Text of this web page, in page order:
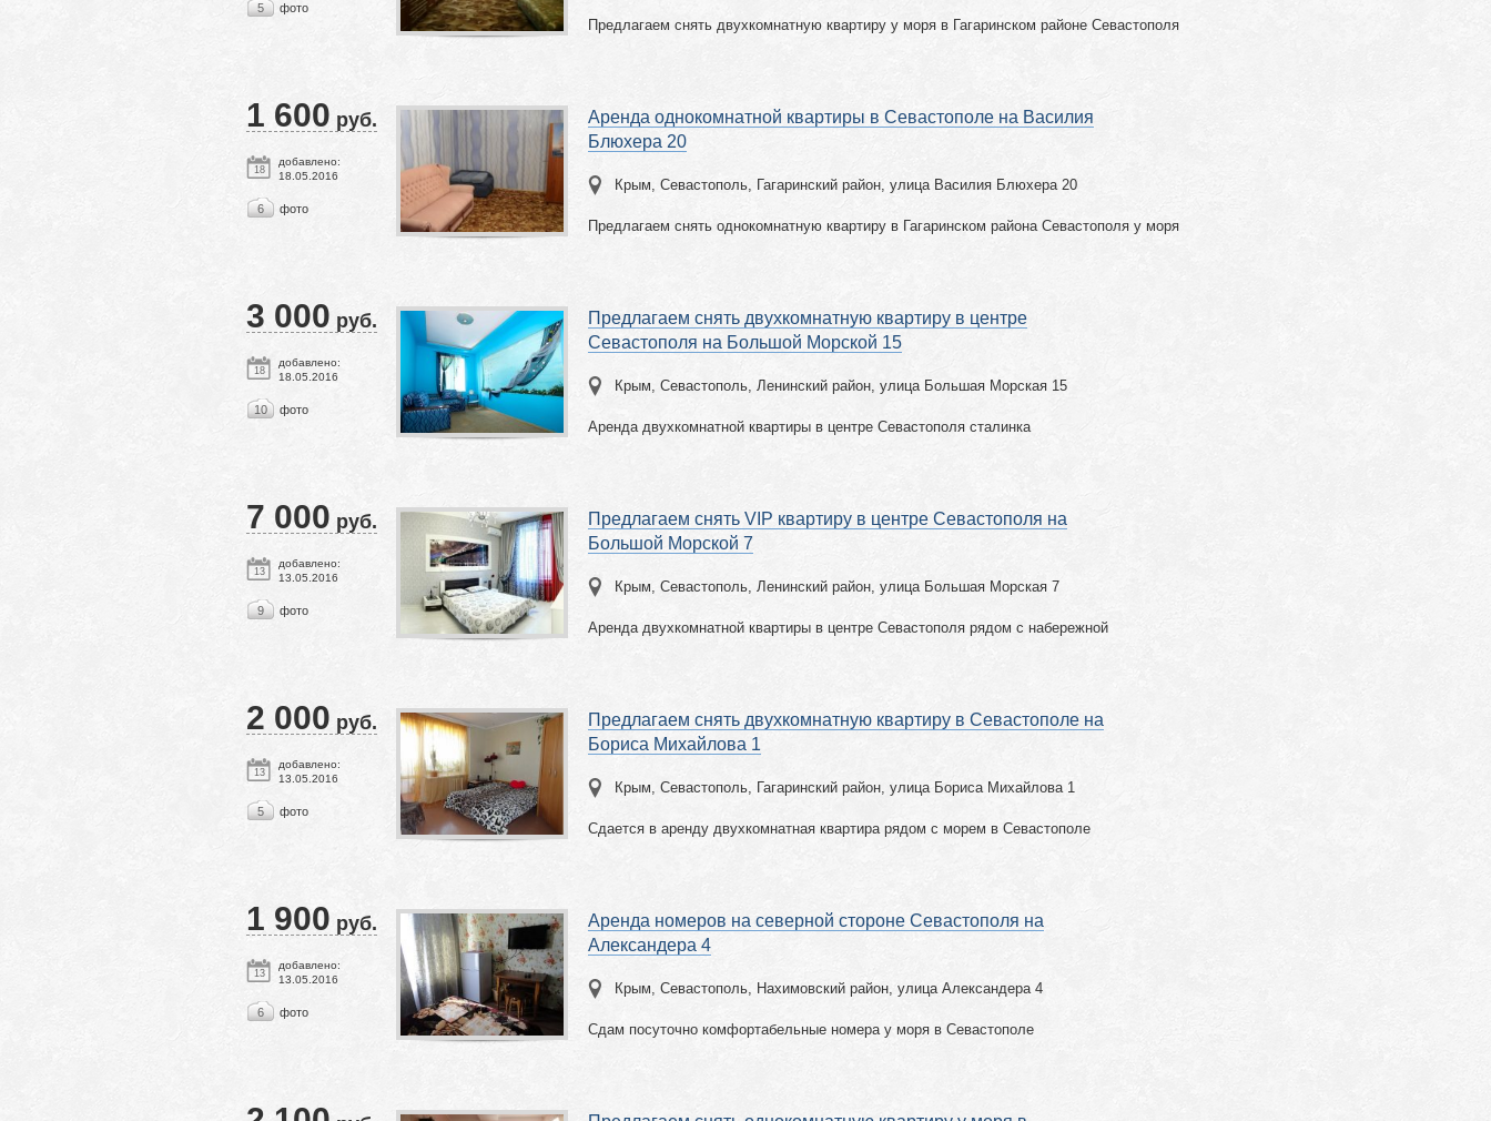
5 фото
Предлагаем снять двухкомнатную квартиру у моря в Гагаринском районе Севастополя
18
добавлено:
18.05.2016
6 фото
1 600 руб.
Аренда однокомнатной квартиры в Севастополе на Василия
Блюхера 20
Крым, Севастополь, Гагаринский район, улица Василия Блюхера 20
Предлагаем снять однокомнатную квартиру в Гагаринском района Севастополя у моря
18
добавлено:
18.05.2016
10 фото
3 000 руб.
Предлагаем снять двухкомнатную квартиру в центре
Севастополя на Большой Морской 15
Крым, Севастополь, Ленинский район, улица Большая Морская 15
Аренда двухкомнатной квартиры в центре Севастополя сталинка
13
добавлено:
13.05.2016
9 фото
7 000 руб.
Предлагаем снять VIP квартиру в центре Севастополя на
Большой Морской 7
Крым, Севастополь, Ленинский район, улица Большая Морская 7
Аренда двухкомнатной квартиры в центре Севастополя рядом с набережной
13
добавлено:
13.05.2016
5 фото
2 000 руб.
Предлагаем снять двухкомнатную квартиру в Севастополе на
Бориса Михайлова 1
Крым, Севастополь, Гагаринский район, улица Бориса Михайлова 1
Сдается в аренду двухкомнатная квартира рядом с морем в Севастополе
13
добавлено:
13.05.2016
6 фото
1 900 руб.
Аренда номеров на северной стороне Севастополя на
Александера 4
Крым, Севастополь, Нахимовский район, улица Александера 4
Сдам посуточно комфортабельные номера у моря в Севастополе